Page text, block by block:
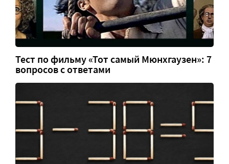
Тест по фильму «Тот самый Мюнхгаузен»: 7
вопросов с ответами